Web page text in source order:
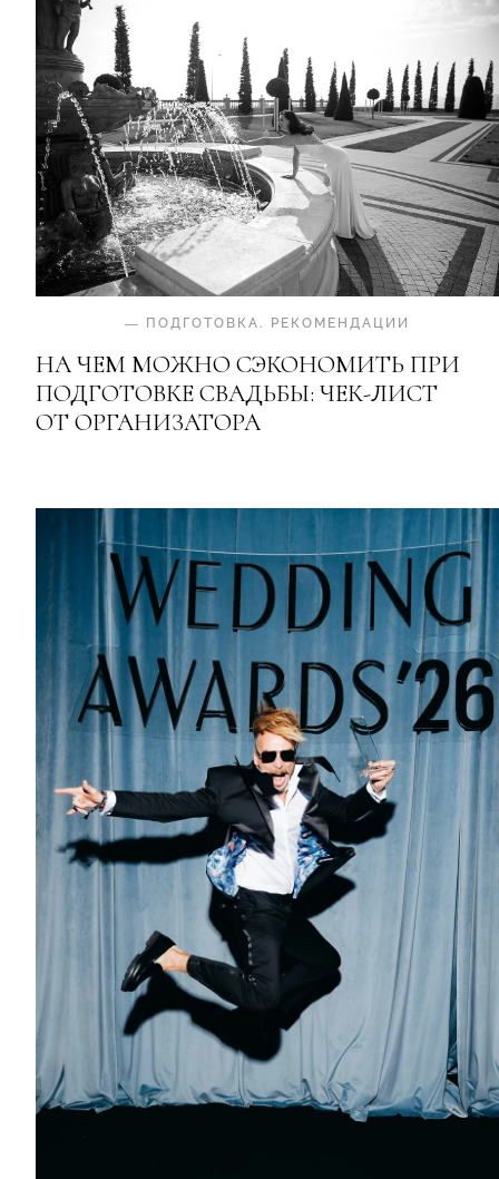
— ПОДГОТОВКА. РЕКОМЕНДАЦИИ
НА ЧЕМ МОЖНО СЭКОНОМИТЬ ПРИ
ПОДГОТОВКЕ СВАДЬБЫ: ЧЕК-ЛИСТ
ОТ ОРГАНИЗАТОРА